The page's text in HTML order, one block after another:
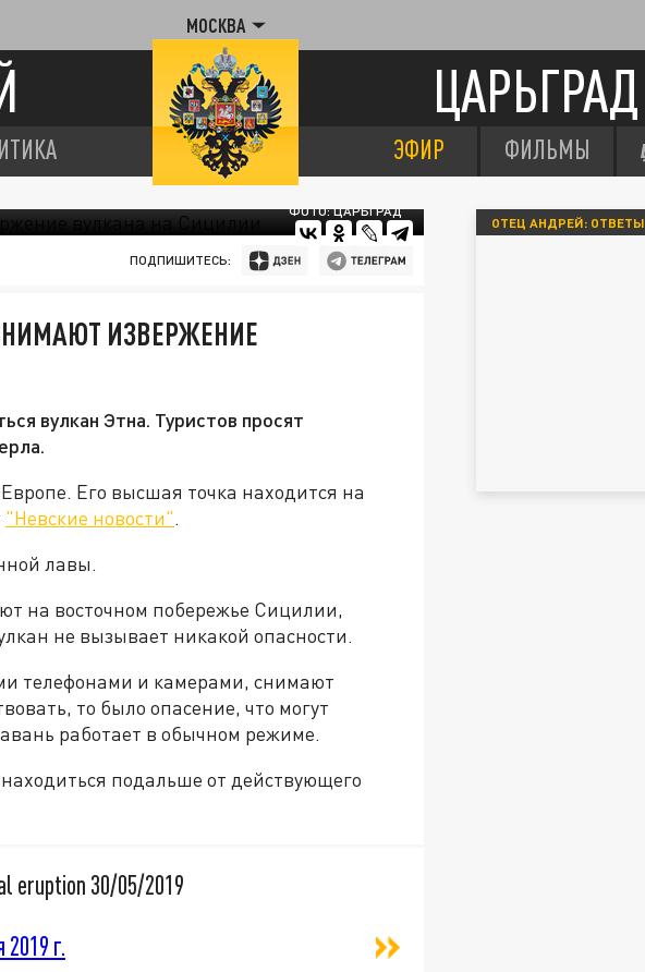
МОСКВА
ЦАРЬГРАД
ЭФИР ФИЛЬМЫ
ФОТО: ЦАРЬГРАД
ПОДПИШИТЕСЬ:
ИЗВЕРЖЕНИЕ
вулкан Этна. Туристов просят
Его высшая точка находится на
"Невские новости".
лавы.
на восточном побережье Сицилии,
не вызывает никакой опасности.
телефонами и камерами, снимают
то было опасение, что могут
работает в обычном режиме.
подальше от действующего
eruption 30/05/2019
2019 г.
ОТЕЦ АНДРЕЙ: ОТВЕТЫ